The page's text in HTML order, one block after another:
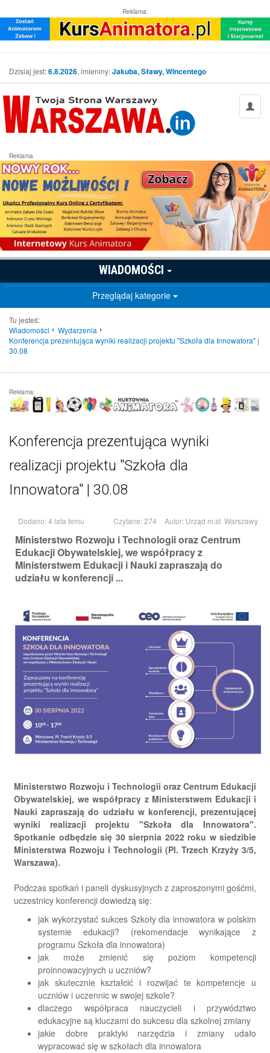
Reklama:
Dzisiaj jest:6.8.2026, imieniny:Jakuba, Sławy, Wincentego
Reklama
WIADOMOŚCI
Przeglądaj kategorie
Tu jesteś:
Wiadomości
Wydarzenia
Konferencja prezentująca wyniki realizacji projektu "Szkoła dla Innowatora" |
30.08
Reklama:
Konferencja prezentująca wyniki
realizacji projektu "Szkoła dla
Innowatora" | 30.08
Dodano: 4 lata temu Czytane: 274 Autor: Urząd m.st. Warszawy
Ministerstwo Rozwoju i Technologii oraz Centrum
Edukacji Obywatelskiej, we współpracy z
Ministerstwem Edukacji i Nauki zapraszają do
udziału w konferencji ...
Ministerstwo Rozwoju i Technologii oraz Centrum Edukacji
Obywatelskiej, we współpracy z Ministerstwem Edukacji i
Nauki zapraszają do udziału w konferencji, prezentującej
wyniki realizacji projektu "Szkoła dla Innowatora".
Spotkanie odbędzie się 30 sierpnia 2022 roku w siedzibie
Ministerstwa Rozwoju i Technologii (Pl. Trzech Krzyży 3/5,
Warszawa).
Podczas spotkań i paneli dyskusyjnych z zaproszonymi gośćmi,
uczestnicy konferencji dowiedzą się:
jak wykorzystać sukces Szkoły dla innowatora w polskim
systemie edukacji? (rekomendacje wynikające z
programu Szkoła dla innowatora)
jak może zmienić się poziom kompetencji
proinnowacyjnych u uczniów?
jak skutecznie kształcić i rozwijać te kompetencje u
uczniów i uczennic w swojej szkole?
dlaczego współpraca nauczycieli i przywództwo
edukacyjne są kluczami do sukcesu dla szkolnej zmiany
jakie dobre praktyki narzędzia i zmiany udało
wypracować się w szkołach dla innowatora